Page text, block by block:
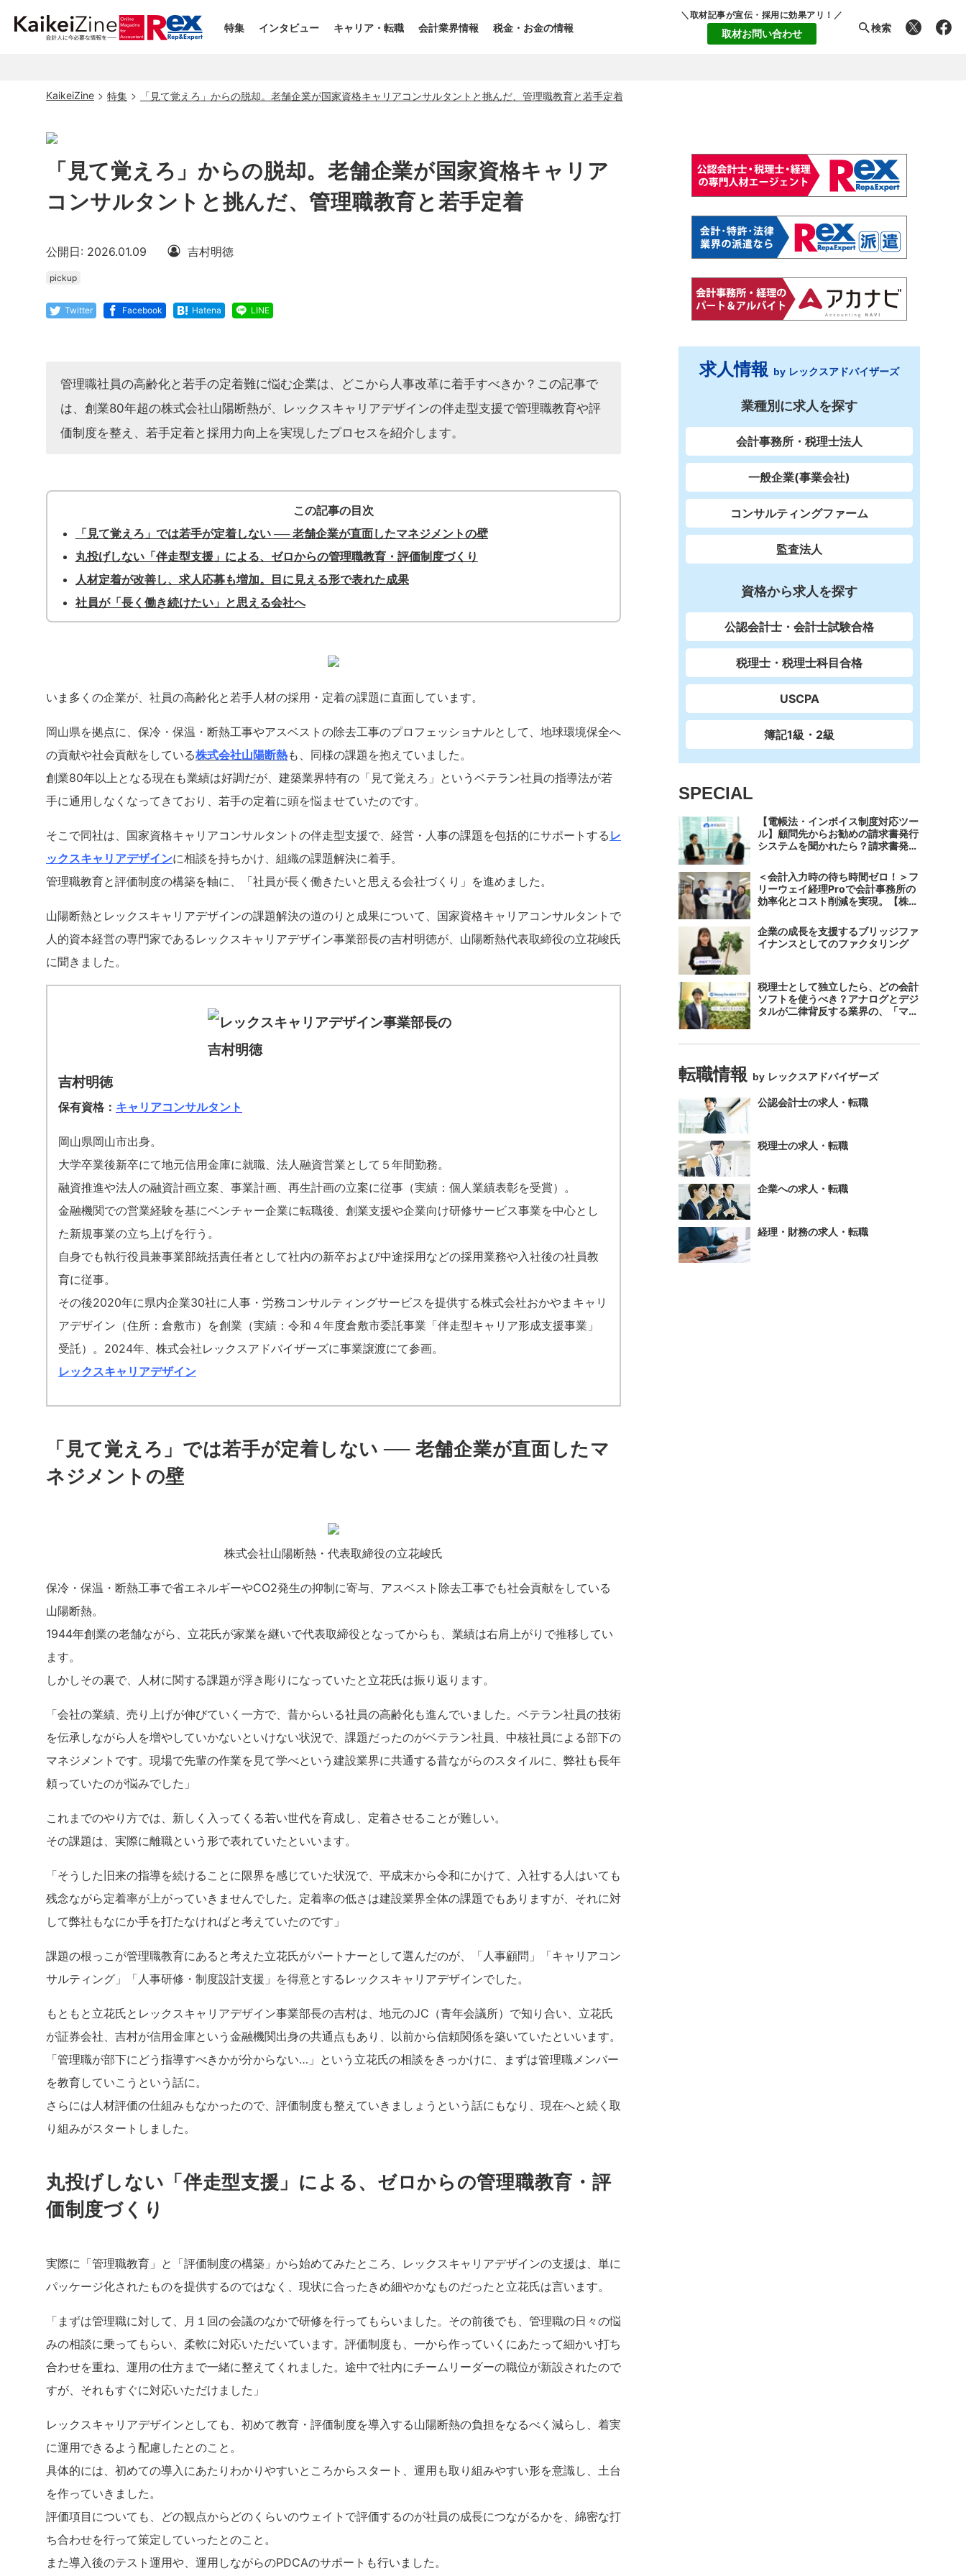
特集 インタビュー キャリア・転職 会計業界情報 税金・お金の情報
＼取材記事が宣伝・採用に効果アリ！／
取材お問い合わせ 検索
KaikeiZine 特集 「見て覚えろ」からの脱却。老舗企業が国家資格キャリアコンサルタントと挑んだ、管理職教育と若手定着
「見て覚えろ」からの脱却。老舗企業が国家資格キャリア
コンサルタントと挑んだ、管理職教育と若手定着
公開日: 2026.01.09 吉村明徳
pickup
Twitter Facebook Hatena LINE
管理職社員の高齢化と若手の定着難に悩む企業は、どこから人事改革に着手すべきか？この記事で
は、創業80年超の株式会社山陽断熱が、レックスキャリアデザインの伴走型支援で管理職教育や評
価制度を整え、若手定着と採用力向上を実現したプロセスを紹介します。
この記事の目次
「見て覚えろ」では若手が定着しない ── 老舗企業が直面したマネジメントの壁
丸投げしない「伴走型支援」による、ゼロからの管理職教育・評価制度づくり
人材定着が改善し、求人応募も増加。目に見える形で表れた成果
社員が「長く働き続けたい」と思える会社へ
いま多くの企業が、社員の高齢化と若手人材の採用・定着の課題に直面しています。
岡山県を拠点に、保冷・保温・断熱工事やアスベストの除去工事のプロフェッショナルとして、地球環境保全へ
の貢献や社会貢献をしている株式会社山陽断熱も、同様の課題を抱えていました。
創業80年以上となる現在も業績は好調だが、建築業界特有の「見て覚えろ」というベテラン社員の指導法が若
手に通用しなくなってきており、若手の定着に頭を悩ませていたのです。
そこで同社は、国家資格キャリアコンサルタントの伴走型支援で、経営・人事の課題を包括的にサポートする レ
ックスキャリアデザインに相談を持ちかけ、組織の課題解決に着手。
管理職教育と評価制度の構築を軸に、「社員が長く働きたいと思える会社づくり」を進めました。
山陽断熱とレックスキャリアデザインの課題解決の道のりと成果について、国家資格キャリアコンサルタントで
人的資本経営の専門家であるレックスキャリアデザイン事業部長の吉村明徳が、山陽断熱代表取締役の立花峻氏
に聞きました。
吉村明徳
保有資格： キャリアコンサルタント
岡山県岡山市出身。
大学卒業後新卒にて地元信用金庫に就職、法人融資営業として５年間勤務。
融資推進や法人の融資計画立案、事業計画、再生計画の立案に従事（実績：個人業績表彰を受賞）。
金融機関での営業経験を基にベンチャー企業に転職後、創業支援や企業向け研修サービス事業を中心とし
た新規事業の立ち上げを行う。
自身でも執行役員兼事業部統括責任者として社内の新卒および中途採用などの採用業務や入社後の社員教
育に従事。
その後2020年に県内企業30社に人事・労務コンサルティングサービスを提供する株式会社おかやまキャリ
アデザイン（住所：倉敷市）を創業（実績：令和４年度倉敷市委託事業「伴走型キャリア形成支援事業」
受託）。2024年、株式会社レックスアドバイザーズに事業譲渡にて参画。
レックスキャリアデザイン
「見て覚えろ」では若手が定着しない ── 老舗企業が直面したマ
ネジメントの壁
株式会社山陽断熱・代表取締役の立花峻氏
保冷・保温・断熱工事で省エネルギーやCO2発生の抑制に寄与、アスベスト除去工事でも社会貢献をしている
山陽断熱。
1944年創業の老舗ながら、立花氏が家業を継いで代表取締役となってからも、業績は右肩上がりで推移してい
ます。
しかしその裏で、人材に関する課題が浮き彫りになっていたと立花氏は振り返ります。
「会社の業績、売り上げが伸びていく一方で、昔からいる社員の高齢化も進んでいました。ベテラン社員の技術
を伝承しながら人を増やしていかないといけない状況で、課題だったのがベテラン社員、中核社員による部下の
マネジメントです。 現場で先輩の作業を見て学べという建設業界に共通する昔ながらのスタイルに、弊社も長年
頼っていたのが悩みでした」
これまでのやり方では、新しく入ってくる若い世代を育成し、定着させることが難しい。
その課題は、実際に離職という形で表れていたといいます。
「そうした旧来の指導を続けることに限界を感じていた状況で、平成末から令和にかけて、入社する人はいても
残念ながら定着率が上がっていきませんでした。定着率の低さは建設業界全体の課題でもありますが、それに対
して弊社もなにか手を打たなければと考えていたのです」
課題の根っこが管理職教育にあると考えた立花氏がパートナーとして選んだのが、「人事顧問」「キャリアコン
サルティング」「人事研修・制度設計支援」を得意とするレックスキャリアデザインでした。
もともと立花氏とレックスキャリアデザイン事業部長の吉村は、地元のJC（青年会議所）で知り合い、立花氏
が証券会社、吉村が信用金庫という金融機関出身の共通点もあり、以前から信頼関係を築いていたといいます。
「管理職が部下にどう指導すべきかが分からない…」という立花氏の相談をきっかけに、まずは管理職メンバー
を教育していこうという話に。
さらには人材評価の仕組みもなかったので、評価制度も整えていきましょうという話にもなり、現在へと続く取
り組みがスタートしました。
丸投げしない「伴走型支援」による、ゼロからの管理職教育・評
価制度づくり
実際に「管理職教育」と「評価制度の構築」から始めてみたところ、レックスキャリアデザインの支援は、単に
パッケージ化されたものを提供するのではなく、現状に合ったきめ細やかなものだったと立花氏は言います。
「まずは管理職に対して、月１回の会議のなかで研修を行ってもらいました。その前後でも、管理職の日々の悩
みの相談に乗ってもらい、柔軟に対応いただいています。評価制度も、一から作っていくにあたって細かい打ち
合わせを重ね、運用の仕方まで一緒に整えてくれました。途中で社内にチームリーダーの職位が新設されたので
すが、それもすぐに対応いただけました」
レックスキャリアデザインとしても、初めて教育・評価制度を導入する山陽断熱の負担をなるべく減らし、着実
に運用できるよう配慮したとのこと。
具体的には、初めての導入にあたりわかりやすいところからスタート、 運用も取り組みやすい形を意識し、土台
を作っていきました。
評価項目についても、どの観点からどのくらいのウェイトで評価するのが社員の成長につながるかを、綿密な打
ち合わせを行って策定していったとのこと。
また導入後のテスト運用や、運用しながらのPDCAのサポートも行いました。
求人情報 by レックスアドバイザーズ
業種別に求人を探す
会計事務所・税理士法人
一般企業(事業会社)
コンサルティングファーム
監査法人
資格から求人を探す
公認会計士・会計士試験合格
税理士・税理士科目合格
USCPA
簿記1級・2級
SPECIAL
【電帳法・インボイス制度対応ツー
ル】顧問先からお勧めの請求書発行
システムを聞かれたら？請求書発行
つのシステムで完結する 「請求
QUICK」の魅力に迫る
＜会計入力時の待ち時間ゼロ！＞フ
リーウェイ経理Proで会計事務所の
効率化とコスト削減を実現。【株式
郷税理士法人（経理宅配便事業
部）】
企業の成長を支援するブリッジファ
イナンスとしてのファクタリング
税理士として独立したら、どの会計
ソフトを使うべき？アナログとデジ
タルが二律背反する業界の、「マネ
転職情報 by レックスアドバイザーズ
公認会計士の求人・転職
税理士の求人・転職
企業への求人・転職
経理・財務の求人・転職